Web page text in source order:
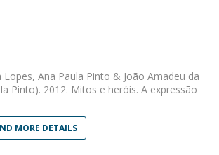
Lopes, Ana Paula Pinto & João Amadeu da
Pinto). 2012. Mitos e heróis. A expressão
MORE DETAILS